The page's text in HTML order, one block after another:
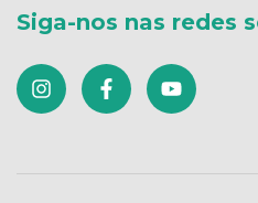
Siga-nos nas redes